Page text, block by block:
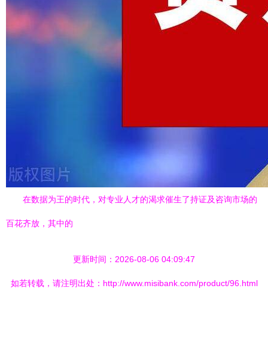
在数据为王的时代，对专业人才的渴求催生了持证及咨询市场的
百花齐放，其中的
更新时间：2026-08-06 04:09:47
如若转载，请注明出处：http://www.misibank.com/product/96.html